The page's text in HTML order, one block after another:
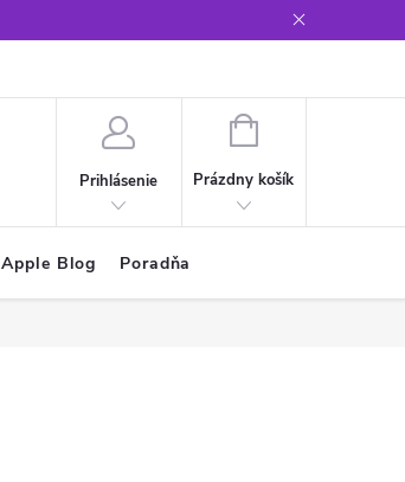
Prihlásenie
NÁKUPNÝ
Prázdny košík
Apple Blog Poradňa